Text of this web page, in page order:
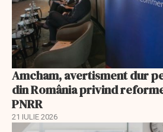
Amcham, avertisment dur
din România privind
PNRR
21 IULIE 2026